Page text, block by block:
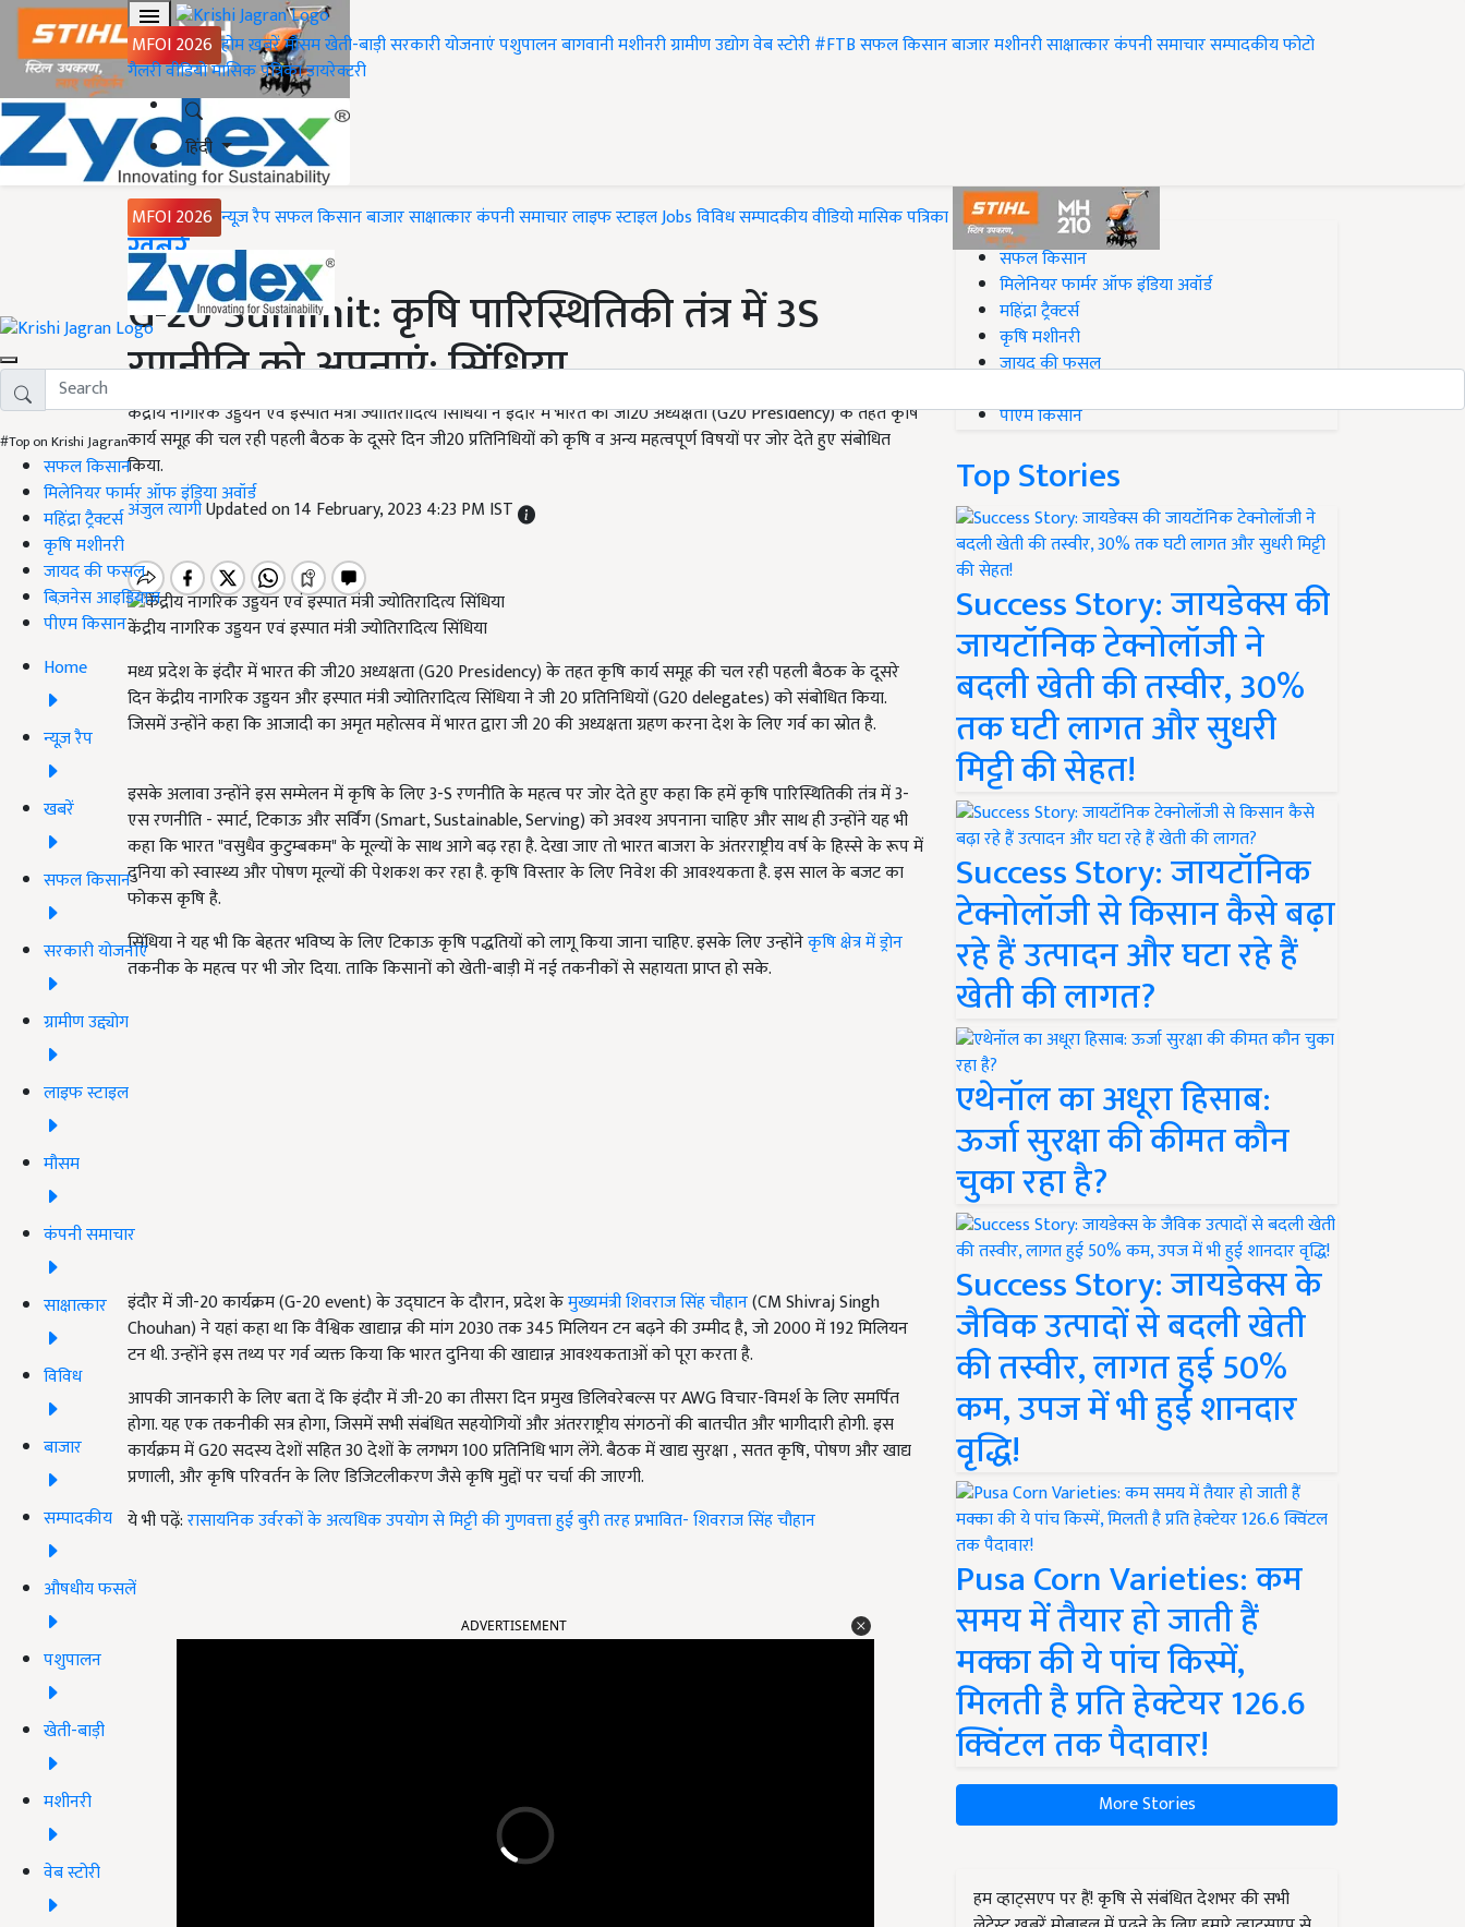
MFOI 2026 होमख़बरेंमौसमखेती-बाड़ीसरकारी योजनाएंपशुपालनबागवानीमशीनरीग्रामीण उद्योगवेब स्टोरी#FTBसफल किसानबाजारमशीनरीसाक्षात्कारकंपनी समाचारसम्पादकीयफोटो
गैलरीवीडियोमासिक पत्रिकाडायरेक्टरी
हिंदी
MFOI 2026 न्यूज़ रैपसफल किसानबाजारसाक्षात्कारकंपनी समाचारलाइफ स्टाइलJobsविविधसम्पादकीयवीडियोमासिक पत्रिका
#Top on Krishi Jagran
सफल किसान
मिलेनियर फार्मर ऑफ इंडिया अवॉर्ड
महिंद्रा ट्रैक्टर्स
कृषि मशीनरी
जायद की फसल
बिज़नेस आइडियाज
पीएम किसान
Home
न्यूज़ रैप
खबरें
सफल किसान
सरकारी योजनाएं
ग्रामीण उद्द्योग
लाइफ स्टाइल
मौसम
कंपनी समाचार
साक्षात्कार
विविध
बाजार
सम्पादकीय
औषधीय फसलें
पशुपालन
खेती-बाड़ी
मशीनरी
वेब स्टोरी
Home
ख़बरें
G-20 Summit: कृषि पारिस्थितिकी तंत्र में 3S
रणनीति को अपनाएं: सिंधिया
केंद्रीय नागरिक उड्डयन एवं इस्पात मंत्री ज्योतिरादित्य सिंधिया ने इंदौर में भारत की जी20 अध्यक्षता (G20 Presidency) के तहत कृषि
कार्य समूह की चल रही पहली बैठक के दूसरे दिन जी20 प्रतिनिधियों को कृषि व अन्य महत्वपूर्ण विषयों पर जोर देते हुए संबोधित
किया.
अंजुल त्यागीUpdated on 14 February, 2023 4:23 PM IST
केंद्रीय नागरिक उड्डयन एवं इस्पात मंत्री ज्योतिरादित्य सिंधिया
मध्य प्रदेश के इंदौर में भारत की जी20अध्यक्षता (G20 Presidency)के तहत कृषि कार्य समूह की चल रही पहली बैठक के दूसरे
दिन केंद्रीय नागरिक उड्डयन और इस्पात मंत्री ज्योतिरादित्य सिंधिया ने जी20प्रतिनिधियों (G20 delegates)को संबोधित किया.
जिसमें उन्होंने कहा कि आजादी का अमृत महोत्सव में भारत द्वारा जी20की अध्यक्षता ग्रहण करना देश के लिए गर्व का स्रोत है.
इसके अलावा उन्होंने इस सम्मेलन में कृषि के लिए 3-Sरणनीति के महत्व पर जोर देते हुए कहा कि हमें कृषि पारिस्थितिकी तंत्र में3-
एस रणनीति - स्मार्ट, टिकाऊ और सर्विंग (Smart, Sustainable, Serving)को अवश्य अपनाना चाहिए और साथ ही उन्होंने यह भी
कहा कि भारत "वसुधैव कुटुम्बकम" के मूल्यों के साथ आगे बढ़ रहा है. देखा जाए तो भारत बाजरा के अंतरराष्ट्रीय वर्ष के हिस्से के रूप में
दुनिया को स्वास्थ्य और पोषण मूल्यों की पेशकश कर रहा है. कृषि विस्तार के लिए निवेश की आवश्यकता है. इस साल के बजट का
फोकस कृषि है.
सिंधिया ने यह भी कि बेहतर भविष्य के लिए टिकाऊ कृषि पद्धतियों को लागू किया जाना चाहिए. इसके लिए उन्होंनेकृषि क्षेत्र में ड्रोन
तकनीक के महत्व पर भी जोर दिया. ताकि किसानों को खेती-बाड़ी में नई तकनीकों से सहायता प्राप्त हो सके.
इंदौर में जी-20कार्यक्रम (G-20 event)के उद्घाटन के दौरान, प्रदेश केमुख्यमंत्री शिवराज सिंह चौहान(CM Shivraj Singh
Chouhan)ने यहां कहा था कि वैश्विक खाद्यान्न की मांग2030तक345मिलियन टन बढ़ने की उम्मीद है, जो 2000में192मिलियन
टन थी. उन्होंने इस तथ्य पर गर्व व्यक्त किया कि भारत दुनिया की खाद्यान्न आवश्यकताओं को पूरा करता है.
आपकी जानकारी के लिए बता दें कि इंदौर में जी-20का तीसरा दिन प्रमुख डिलिवरेबल्स परAWG विचार-विमर्श के लिए समर्पित
होगा. यह एक तकनीकी सत्र होगा, जिसमें सभी संबंधित सहयोगियों और अंतरराष्ट्रीय संगठनों की बातचीत और भागीदारी होगी. इस
कार्यक्रम में G20सदस्य देशों सहित30देशों के लगभग100प्रतिनिधि भाग लेंगे. बैठक में खाद्य सुरक्षा, सतत कृषि, पोषण और खाद्य
प्रणाली, और कृषि परिवर्तन के लिए डिजिटलीकरण जैसे कृषि मुद्दों पर चर्चा की जाएगी.
ये भी पढ़ें:रासायनिक उर्वरकों के अत्यधिक उपयोग से मिट्टी की गुणवत्ता हुई बुरी तरह प्रभावित- शिवराज सिंह चौहान
#Top on Krishi Jagran
सफल किसान
मिलेनियर फार्मर ऑफ इंडिया अवॉर्ड
महिंद्रा ट्रैक्टर्स
कृषि मशीनरी
जायद की फसल
पीएम किसान
Top Stories
Success Story: जायडेक्स की
जायटॉनिक टेक्नोलॉजी ने
बदली खेती की तस्वीर, 30%
तक घटी लागत और सुधरी
मिट्टी की सेहत!
Success Story: जायटॉनिक
टेक्नोलॉजी से किसान कैसे बढ़ा
रहे हैं उत्पादन और घटा रहे हैं
खेती की लागत?
एथेनॉल का अधूरा हिसाब:
ऊर्जा सुरक्षा की कीमत कौन
चुका रहा है?
Success Story: जायडेक्स के
जैविक उत्पादों से बदली खेती
की तस्वीर, लागत हुई 50%
कम, उपज में भी हुई शानदार
वृद्धि!
Pusa Corn Varieties: कम
समय में तैयार हो जाती हैं
मक्का की ये पांच किस्में,
मिलती है प्रति हेक्टेयर 126.6
क्विंटल तक पैदावार!
More Stories
हम व्हाट्सएप पर हैं! कृषि से संबंधित देशभर की सभी